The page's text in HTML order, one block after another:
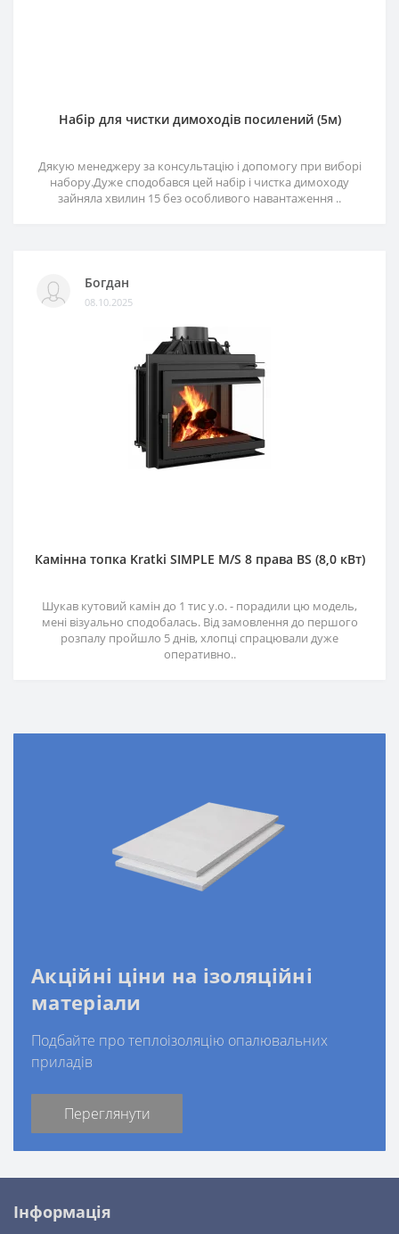
Набір для чистки димоходів посилений (5м)
Дякую менеджеру за консультацію і допомогу при виборі
набору.Дуже сподобався цей набір і чистка димоходу
зайняла хвилин 15 без особливого навантаження ..
Богдан
08.10.2025
Камінна топка Kratki SIMPLE M/S 8 права BS (8,0 кВт)
Шукав кутовий камін до 1 тис у.о. - порадили цю модель,
мені візуально сподобалась. Від замовлення до першого
розпалу пройшло 5 днів, хлопці спрацювали дуже
оперативно..
Акційні ціни на ізоляційні
матеріали
Подбайте про теплоізоляцію опалювальних
приладів
Переглянути
Інформація